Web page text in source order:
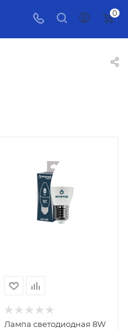
0
Лампа светодиодная 8W